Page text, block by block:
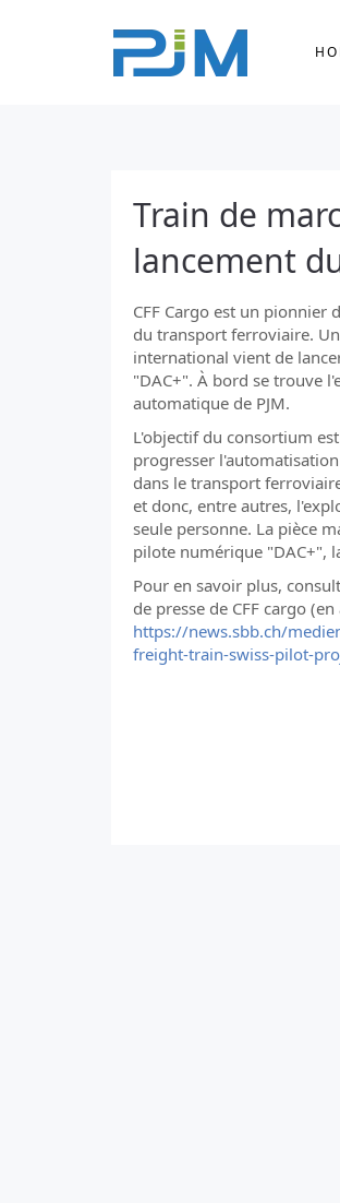
Train de
lancement
CFF Cargo est un pionnier
du transport ferroviaire.
international vient de
"DAC+". À bord se trouve
automatique de PJM.
L'objectif du consortium
progresser
dans le transport
et donc, entre autres,
seule personne. La pièce
pilote numérique "DAC+",
Pour en savoir plus,
de presse de CFF cargo
https://news.sbb.ch/
freight-train-swiss-pilot-